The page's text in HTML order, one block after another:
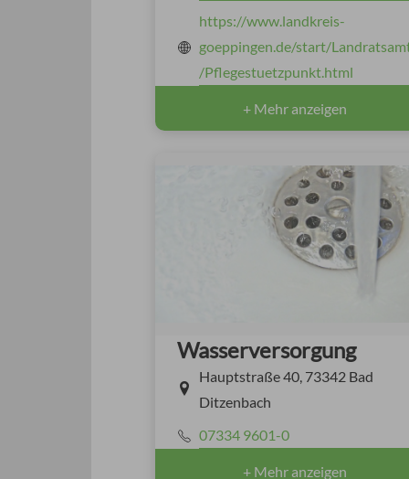
https://www.landkreis-
goeppingen.de/start/
/Pflegestuetzpunkt.html
+ Mehr anzeigen
Wasserversorgung
Hauptstraße 40, 73342 Bad
Ditzenbach
07334 9601-0
+ Mehr anzeigen